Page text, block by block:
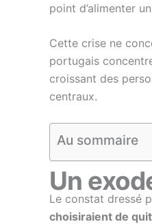
point d’alimenter
Cette crise ne
portugais
croissant des
centraux.
Au sommaire
Un
Le constat dressé
choisiraient de